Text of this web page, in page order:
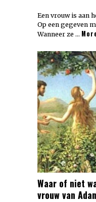
Een vrouw is aan
Op een gegeven
Wanneer ze …
Waar of niet
vrouw van